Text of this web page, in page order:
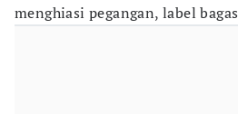
menghiasi pegangan, label